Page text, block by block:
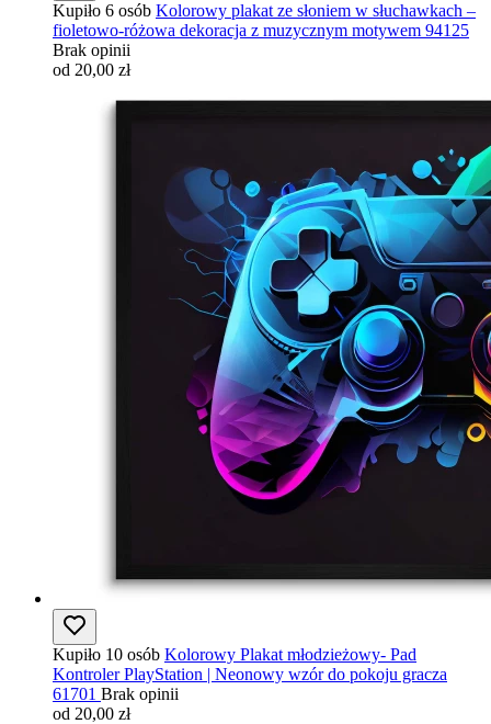
Kupiło 6 osób Kolorowy plakat ze słoniem w słuchawkach –
fioletowo-różowa dekoracja z muzycznym motywem 94125
Brak opinii
od 20,00 zł
Kupiło 10 osób Kolorowy Plakat młodzieżowy- Pad
Kontroler PlayStation | Neonowy wzór do pokoju gracza
61701 Brak opinii
od 20,00 zł